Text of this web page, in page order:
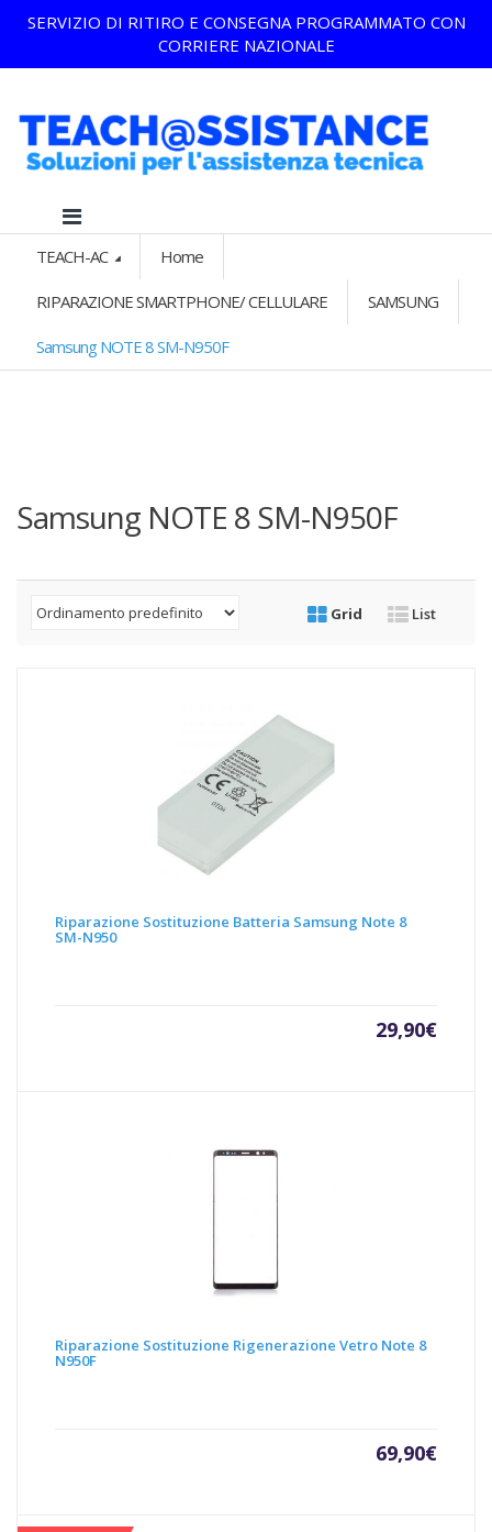
SERVIZIO DI RITIRO E CONSEGNA PROGRAMMATO CON
CORRIERE NAZIONALE
TEACH-AC Home
RIPARAZIONE SMARTPHONE/ CELLULARE SAMSUNG
Samsung NOTE 8 SM-N950F
Samsung NOTE 8 SM-N950F
Grid List
Riparazione Sostituzione Batteria Samsung Note 8
SM-N950
29,90€
Riparazione Sostituzione Rigenerazione Vetro Note 8
N950F
69,90€